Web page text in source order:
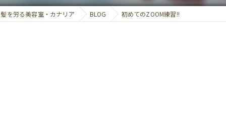
トリートメント
を労る美容室・カナリア BLOG 初めてのZOOM練習!!